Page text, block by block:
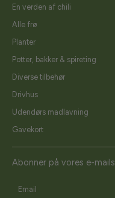
En verden af chili
Alle frø
Planter
Potter, bakker & spireting
Diverse tilbehør
Drivhus
Udendørs madlavning
Gavekort
Abonner på vores e-mails
Email